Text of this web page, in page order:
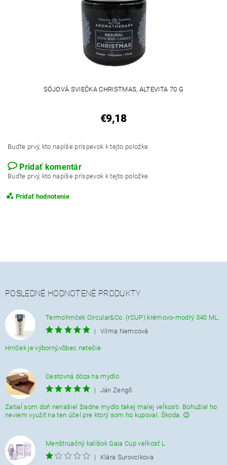
SÓJOVÁ SVIEČKA CHRISTMAS, ALTEVITA 70 G
€9,18
Buďte prvý, kto napíše príspevok k tejto položke.
Pridať komentár
Buďte prvý, kto napíše príspevok k tejto položke.
Pridať hodnotenie
POSLEDNÉ HODNOTENÉ PRODUKTY
Termohrnček Circular&Co. (rCUP) krémovo-modrý 340 ML.
|
Vilma Nemcová
Hrnček je výborný,vôbec netečie
Cestovná dóza na mydlo
|
Ján Zengő
Zatiaĺ som doň nenašiel žiadne mydlo takej malej veĺkosti. Bohužial ho
neviem využiť na ten účel pre ktorý som ho kupoval. Škoda. 😉
Menštruačný kalíšok Gaia Cup veľkosť L
|
Klára Surovcikova